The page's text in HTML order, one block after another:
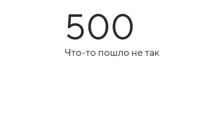
500
Что-то пошло не так